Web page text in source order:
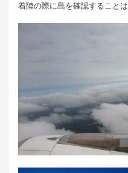
着陸の際に島を確認すること